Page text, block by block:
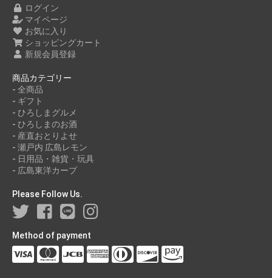
2021年07月
2021年05月
2021年03月
2020年11月
ログイン
マイページ
お気に入り
ショッピングカート
新規会員登録
商品カテゴリー
- 全商品
- ギフト
- ひろしまグルメ
- ひろしまのお酒
- 産直おとりよせ
- 瀬戸内 広島レモン
- 日用品・雑貨・玩具
- 広島東洋カープ
Please Follow Us.
Method of payment